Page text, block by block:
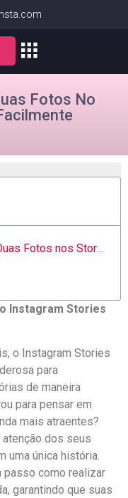
Fotos No
Dicas Práticas para ⁤Adicionar ‌Duas Fotos ‍nos Stories do Instagram
Instagram Stories
o Instagram Stories
para
de maneira
para pensar em
mais atraentes?
atenção dos ​seus
uma única história.
passo ⁤como realizar
garantindo que suas